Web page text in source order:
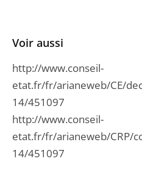
Voir aussi
http://www.conseil-
etat.fr/fr/arianeweb/CE/
14/451097
http://www.conseil-
etat.fr/fr/arianeweb/CRP/
14/451097